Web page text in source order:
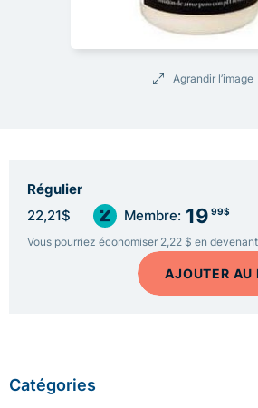
Agrandir l’image
Régulier
22,21$ Membre: 19 99$
Vous pourriez économiser 2,22 $ en
AJOUTER AU
Catégories